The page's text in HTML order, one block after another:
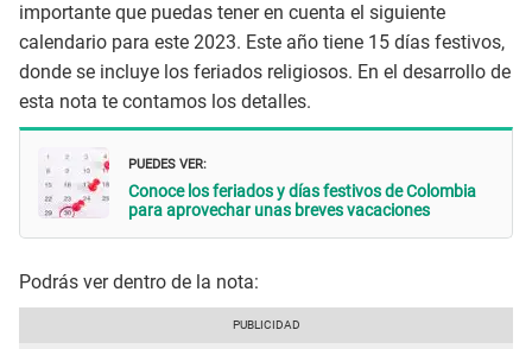
importante que puedas tener en cuenta el siguiente
calendario para este 2023. Este año tiene 15 días festivos,
donde se incluye los feriados religiosos. En el desarrollo de
esta nota te contamos los detalles.
PUEDES VER:
Conoce los feriados y días festivos de Colombia
para aprovechar unas breves vacaciones
Podrás ver dentro de la nota: